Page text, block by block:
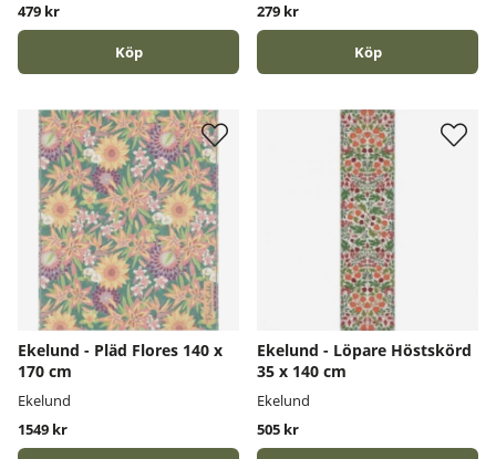
479 kr
Köp
279 kr
Köp
Ekelund - Pläd Flores 140 x
170 cm
Ekelund
1549 kr
Ekelund - Löpare Höstskörd
35 x 140 cm
Ekelund
505 kr